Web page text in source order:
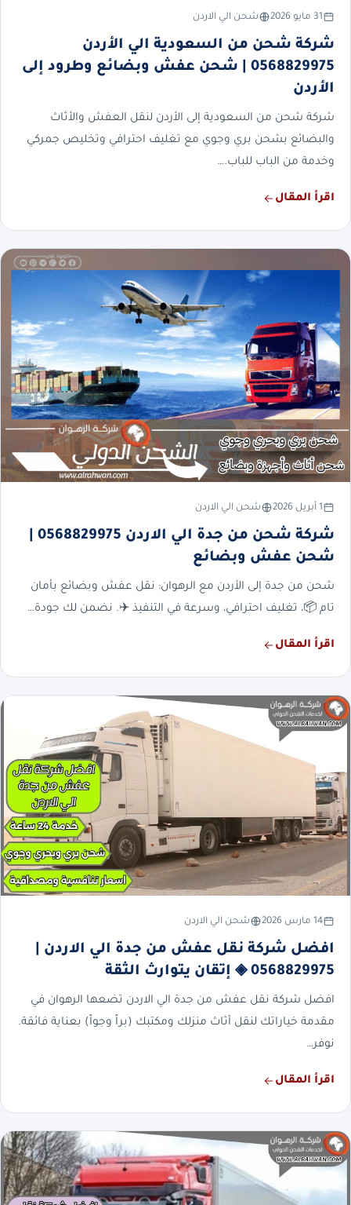
31 مايو 2026 شحن الي الاردن
شركة شحن من السعودية الي الأردن
0568829975 | شحن عفش وبضائع وطرود إلى
الأردن
شركة شحن من السعودية إلى الأردن لنقل العفش والأثاث
والبضائع بشحن بري وجوي مع تغليف احترافي وتخليص جمركي
وخدمة من الباب للباب.…
اقرأ المقال
1 أبريل 2026 شحن الي الاردن
شحن عفش وبضائع
شحن من جدة إلى الأردن مع الرهوان: نقل عفش وبضائع بأمان
تام 📦، تغليف احترافي، وسرعة في التنفيذ ✈️. نضمن لك جودة…
اقرأ المقال
14 مارس 2026 شحن الي الاردن
افضل شركة نقل عفش من جدة الي الاردن |
0568829975 ◈ إتقان يتوارث الثقة
افضل شركة نقل عفش من جدة الي الاردن تضعها الرهوان في
مقدمة خياراتك لنقل أثاث منزلك ومكتبك (براً وجواً) بعناية فائقة.
نوفر…
اقرأ المقال